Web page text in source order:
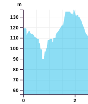
0 2
60
70
80
90
100
110
120
130
m